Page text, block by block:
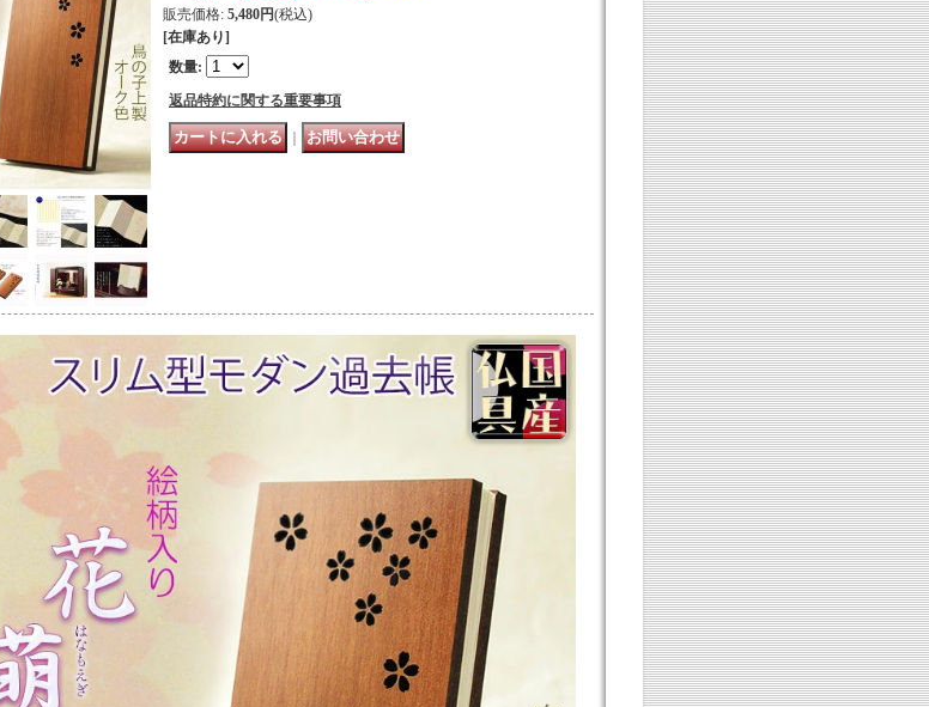
販売価格: 5,480円(税込)
[在庫あり]
数量:
返品特約に関する重要事項